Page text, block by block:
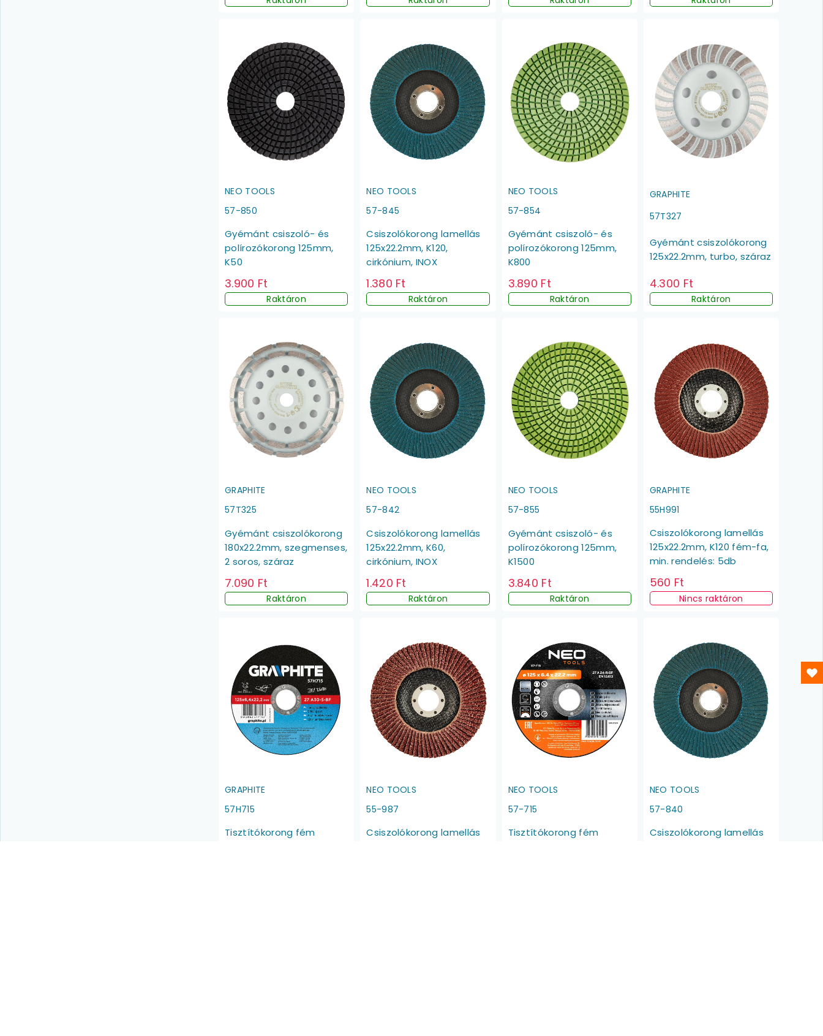
NEO TOOLS
57-850
Gyémánt csiszoló- és
polírozókorong 125mm,
K50
3.900 Ft
Raktáron
NEO TOOLS
57-845
Csiszolókorong lamellás
125x22.2mm, K120,
cirkónium, INOX
1.380 Ft
Raktáron
NEO TOOLS
57-854
Gyémánt csiszoló- és
polírozókorong 125mm,
K800
3.890 Ft
Raktáron
GRAPHITE
57T327
Gyémánt csiszolókorong
125x22.2mm, turbo, száraz
4.300 Ft
Raktáron
GRAPHITE
57T325
Gyémánt csiszolókorong
180x22.2mm, szegmenses,
2 soros, száraz
7.090 Ft
Raktáron
NEO TOOLS
57-842
Csiszolókorong lamellás
125x22.2mm, K60,
cirkónium, INOX
1.420 Ft
Raktáron
NEO TOOLS
57-855
Gyémánt csiszoló- és
polírozókorong 125mm,
K1500
3.840 Ft
Raktáron
GRAPHITE
55H991
Csiszolókorong lamellás
125x22.2mm, K120 fém-fa,
min. rendelés: 5db
560 Ft
Nincs raktáron
GRAPHITE
57H715
Tisztítókorong fém
NEO TOOLS
55-987
Csiszolókorong lamellás
NEO TOOLS
57-715
Tisztítókorong fém
NEO TOOLS
57-840
Csiszolókorong lamellás